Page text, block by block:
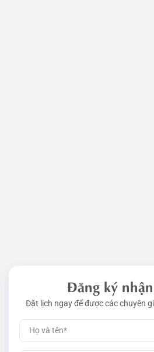
Đăng kí ngay để được các chuyên
Đăng ký
Đặt lịch ngay để được các chuyên